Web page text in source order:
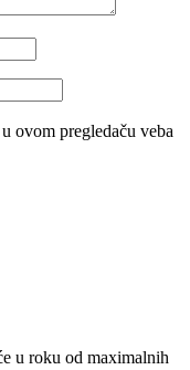
ovom pregledaču veba
u roku od maximalnih